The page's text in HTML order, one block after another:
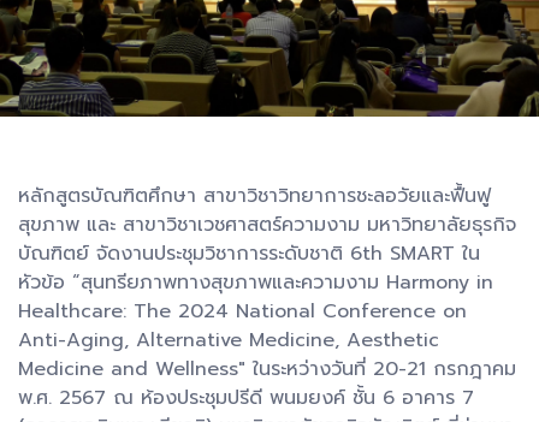
หลักสูตรบัณฑิตศึกษา สาขาวิชาวิทยาการชะลอวัยและฟื้นฟู
สุขภาพ และ สาขาวิชาเวชศาสตร์ความงาม มหาวิทยาลัยธุรกิจ
บัณฑิตย์ จัดงานประชุมวิชาการระดับชาติ 6th SMART ใน
หัวข้อ “สุนทรียภาพทางสุขภาพและความงาม Harmony in
Healthcare: The 2024 National Conference on
Anti-Aging, Alternative Medicine, Aesthetic
Medicine and Wellness" ในระหว่างวันที่ 20-21 กรกฎาคม
พ.ศ. 2567 ณ ห้องประชุมปรีดี พนมยงค์ ชั้น 6 อาคาร 7